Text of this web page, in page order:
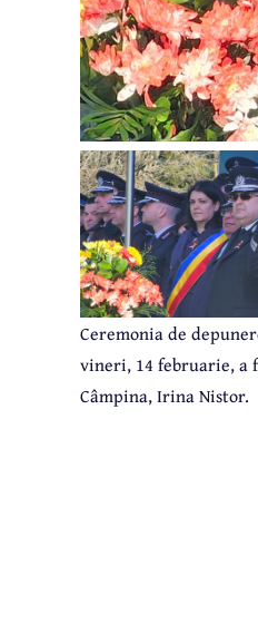
Ceremonia de
vineri, 14 februarie, a
Câmpina, Irina Nistor.